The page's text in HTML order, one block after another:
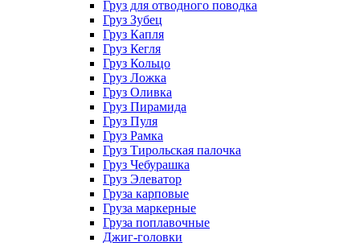
Груз для отводного поводка
Груз Зубец
Груз Капля
Груз Кегля
Груз Кольцо
Груз Ложка
Груз Оливка
Груз Пирамида
Груз Пуля
Груз Рамка
Груз Тирольская палочка
Груз Чебурашка
Груз Элеватор
Груза карповые
Груза маркерные
Груза поплавочные
Джиг-головки